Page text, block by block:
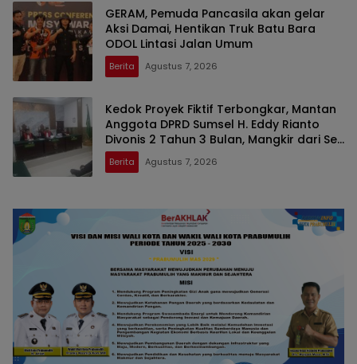
GERAM, Pemuda Pancasila akan gelar
Aksi Damai, Hentikan Truk Batu Bara
ODOL Lintasi Jalan Umum
Berita Agustus 7, 2026
Kedok Proyek Fiktif Terbongkar, Mantan
Anggota DPRD Sumsel H. Eddy Rianto
Divonis 2 Tahun 3 Bulan, Mangkir dari Sel
Nyatakan Banding
Berita Agustus 7, 2026